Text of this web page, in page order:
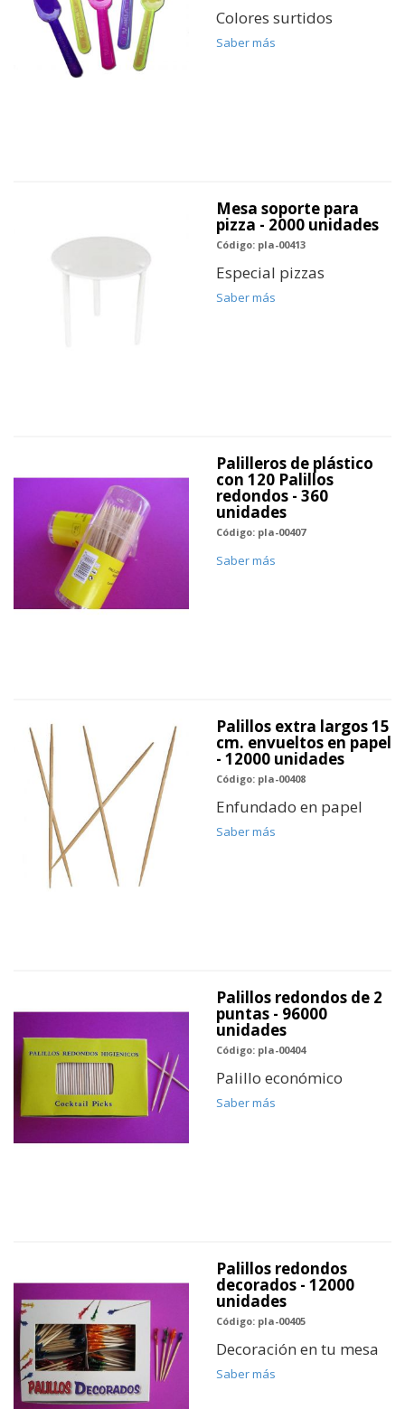
Colores surtidos
Saber más
Mesa soporte para
pizza - 2000 unidades
Código: pla-00413
Especial pizzas
Saber más
Palilleros de plástico
con 120 Palillos
redondos - 360
unidades
Código: pla-00407
Saber más
Palillos extra largos 15
cm. envueltos en papel
- 12000 unidades
Código: pla-00408
Enfundado en papel
Saber más
Palillos redondos de 2
puntas - 96000
unidades
Código: pla-00404
Palillo económico
Saber más
Palillos redondos
decorados - 12000
unidades
Código: pla-00405
Decoración en tu mesa
Saber más